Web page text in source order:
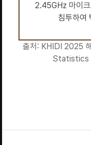
2.45GHz 마이크
침투하여
출처: KHIDI 2025
Statistics